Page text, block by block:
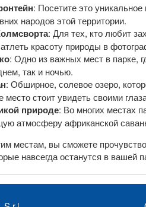
: Посетите это
народов этой территории.
: Для тех, кто любит
красоту природы в
: Одно из важных мест в парке,
так и ночью.
: Обширное, солевое озеро,
место стоит увидеть своими
природе: Во многих местах
атмосферу африканской
местам, вы сможете
навсегда останутся в вашей